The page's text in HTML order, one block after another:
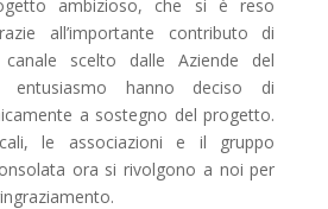
ambizioso, che si è reso
all’importante contributo di
canale scelto dalle Aziende del
hanno deciso di
a sostegno del progetto.
le associazioni e il gruppo
ora si rivolgono a noi per